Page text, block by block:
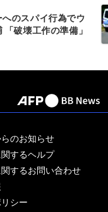
のスパイ行為でウ
破壊工作の準備」
のお知らせ
するヘルプ
するお問い合わせ
シー